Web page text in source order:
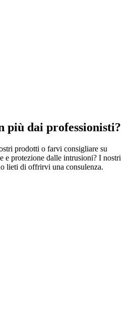
più dai professionisti?
prodotti o farvi consigliare su
e protezione dalle intrusioni? I nostri
lieti di offrirvi una consulenza.